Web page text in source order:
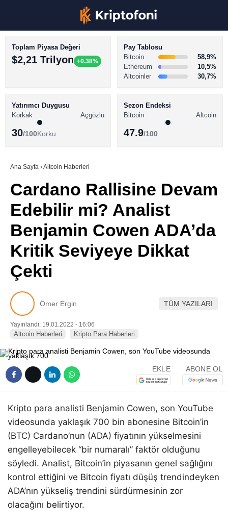
Youtube
TikTok
Telegram
BİTCOİN HABERLERİ
ALTCOİN HABERLERİ
SÖZLÜK
Toplam Piyasa Değeri
$2,21 Trilyon +0.38%
Pay Tablosu
Bitcoin
58,9%
Ethereum
10,5%
Altcoinler
30,7%
Yatırımcı Duygusu
Korkak
Açgözlü
30/100Korku
Sezon Endeksi
Bitcoin
Altcoin
47.9/100
Ana Sayfa ›Altcoin Haberleri
Cardano Rallisine Devam
Edebilir mi? Analist
Benjamin Cowen ADA’da
Kritik Seviyeye Dikkat
Çekti
Ömer Ergin TÜM YAZILARI
Yayınlandı: 19.01.2022 - 16:06
Altcoin Haberleri Kripto Para Haberleri
EKLE ABONE OL
Kripto para analisti Benjamin Cowen, son YouTube
videosunda yaklaşık 700 bin abonesine Bitcoin’in
(BTC) Cardano’nun (ADA) fiyatının yükselmesini
engelleyebilecek “bir numaralı” faktör olduğunu
söyledi. Analist, Bitcoin’in piyasanın genel sağlığını
kontrol ettiğini ve Bitcoin fiyatı düşüş trendindeyken
ADA’nın yükseliş trendini sürdürmesinin zor
olacağını belirtiyor.